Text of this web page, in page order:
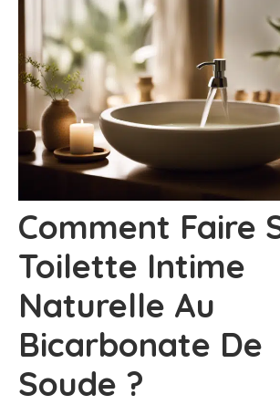
Comment Faire
Toilette Intime
Naturelle Au
Bicarbonate De
Soude ?